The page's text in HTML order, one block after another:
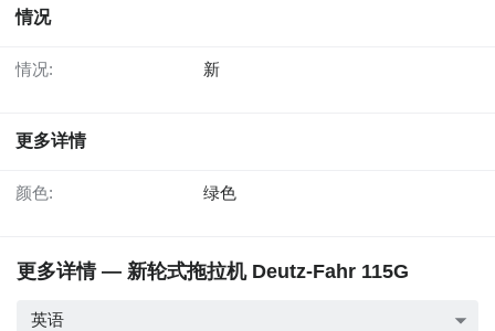
情况
情况: 新
更多详情
颜色: 绿色
更多详情 — 新轮式拖拉机 Deutz-Fahr 115G
英语